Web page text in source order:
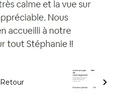
Retour